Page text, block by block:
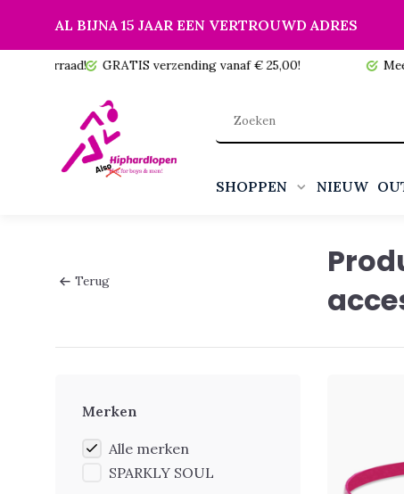
AL BIJNA 15 JAAR EEN VERTROUWD ADRES
GRATIS verzending vanaf € 25,00! Meer
SHOPPEN NIEUW
Terug
Merken
Alle merken
SPARKLY SOUL